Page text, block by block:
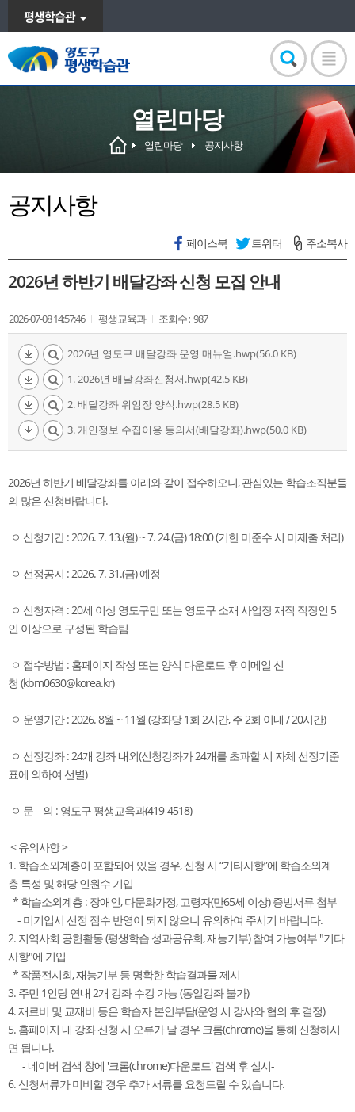
평생학습관
열린마당
열린마당 공지사항
공지사항
페이스북 트위터 주소복사
2026년 하반기 배달강좌 신청 모집 안내
2026-07-08 14:57:46 평생교육과 조회수 : 987
2026년 영도구 배달강좌 운영 매뉴얼.hwp(56.0 KB)
1. 2026년 배달강좌신청서.hwp(42.5 KB)
2. 배달강좌 위임장 양식.hwp(28.5 KB)
3. 개인정보 수집이용 동의서(배달강좌).hwp(50.0 KB)
2026년 하반기 배달강좌를 아래와 같이 접수하오니, 관심있는 학습조직분들
의 많은 신청바랍니다.
ㅇ 신청기간 : 2026. 7. 13.(월) ~ 7. 24.(금) 18:00 (기한 미준수 시 미제출 처리)
ㅇ 선정공지 : 2026. 7. 31.(금) 예정
ㅇ 신청자격 : 20세 이상 영도구민 또는 영도구 소재 사업장 재직 직장인 5
인 이상으로 구성된 학습팀
ㅇ 접수방법 : 홈페이지 작성 또는 양식 다운로드 후 이메일 신
청 (kbm0630@korea.kr)
ㅇ 운영기간 : 2026. 8월 ~ 11월 (강좌당 1회 2시간, 주 2회 이내 / 20시간)
ㅇ 선정강좌 : 24개 강좌 내외(신청강좌가 24개를 초과할 시 자체 선정기준
표에 의하여 선별)
ㅇ 문 의 : 영도구 평생교육과(419-4518)
< 유의사항 >
1. 학습소외계층이 포함되어 있을 경우, 신청 시 “기타사항”에 학습소외계
층 특성 및 해당 인원수 기입
* 학습소외계층 : 장애인, 다문화가정, 고령자(만65세 이상) 증빙서류 첨부
- 미기입시 선정 점수 반영이 되지 않으니 유의하여 주시기 바랍니다.
2. 지역사회 공헌활동 (평생학습 성과공유회, 재능기부) 참여 가능여부 "기타
사항"에 기입
* 작품전시회, 재능기부 등 명확한 학습결과물 제시
3. 주민 1인당 연내 2개 강좌 수강 가능 (동일강좌 불가)
4. 재료비 및 교재비 등은 학습자 본인부담(운영 시 강사와 협의 후 결정)
5. 홈페이지 내 강좌 신청 시 오류가 날 경우 크롬(chrome)을 통해 신청하시
면 됩니다.
- 네이버 검색 창에 '크롬(chrome)다운로드' 검색 후 실시-
6. 신청서류가 미비할 경우 추가 서류를 요청드릴 수 있습니다.